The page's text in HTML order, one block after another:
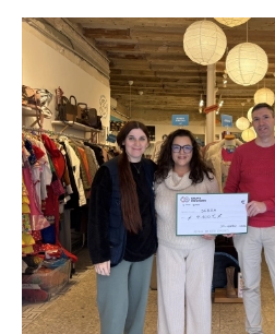
FINISHER®
OMEGA-
3,
SU
NUEVO
COMPLEMENTO
ALIMENTICIO
FORMULADO
CON
ÁCIDOS
GRASOS
OMEGA-